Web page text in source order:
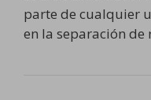
parte de cualquier
en la separación de